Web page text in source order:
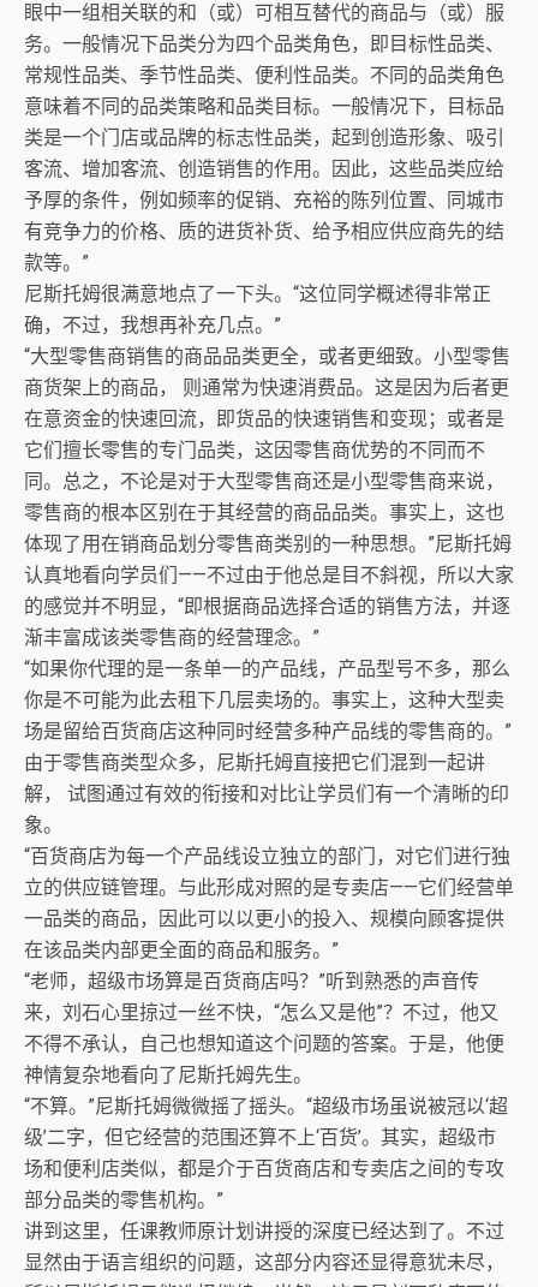
眼中一组相关联的和（或）可相互替代的商品与（或）服
务。一般情况下品类分为四个品类角色，即目标性品类、
常规性品类、季节性品类、便利性品类。不同的品类角色
意味着不同的品类策略和品类目标。一般情况下，目标品
类是一个门店或品牌的标志性品类，起到创造形象、吸引
客流、增加客流、创造销售的作用。因此，这些品类应给
予厚的条件，例如频率的促销、充裕的陈列位置、同城市
有竞争力的价格、质的进货补货、给予相应供应商先的结
款等。”
尼斯托姆很满意地点了一下头。“这位同学概述得非常正
确，不过，我想再补充几点。”
“大型零售商销售的商品品类更全，或者更细致。小型零售
商货架上的商品， 则通常为快速消费品。这是因为后者更
在意资金的快速回流，即货品的快速销售和变现；或者是
它们擅长零售的专门品类，这因零售商优势的不同而不
同。总之，不论是对于大型零售商还是小型零售商来说，
零售商的根本区别在于其经营的商品品类。事实上，这也
体现了用在销商品划分零售商类别的一种思想。”尼斯托姆
认真地看向学员们——不过由于他总是目不斜视，所以大家
的感觉并不明显，“即根据商品选择合适的销售方法，并逐
渐丰富成该类零售商的经营理念。”
“如果你代理的是一条单一的产品线，产品型号不多，那么
你是不可能为此去租下几层卖场的。事实上，这种大型卖
场是留给百货商店这种同时经营多种产品线的零售商的。”
由于零售商类型众多，尼斯托姆直接把它们混到一起讲
解， 试图通过有效的衔接和对比让学员们有一个清晰的印
象。
“百货商店为每一个产品线设立独立的部门，对它们进行独
立的供应链管理。与此形成对照的是专卖店——它们经营单
一品类的商品，因此可以以更小的投入、规模向顾客提供
在该品类内部更全面的商品和服务。”
“老师，超级市场算是百货商店吗？”听到熟悉的声音传
来，刘石心里掠过一丝不快，“怎么又是他”？不过，他又
不得不承认，自己也想知道这个问题的答案。于是，他便
神情复杂地看向了尼斯托姆先生。
“不算。”尼斯托姆微微摇了摇头。“超级市场虽说被冠以‘超
级’二字，但它经营的范围还算不上‘百货’。其实，超级市
场和便利店类似，都是介于百货商店和专卖店之间的专攻
部分品类的零售机构。”
讲到这里，任课教师原计划讲授的深度已经达到了。不过
显然由于语言组织的问题，这部分内容还显得意犹未尽，